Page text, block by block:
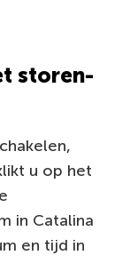
storen-
u op het
in Catalina
en tijd in